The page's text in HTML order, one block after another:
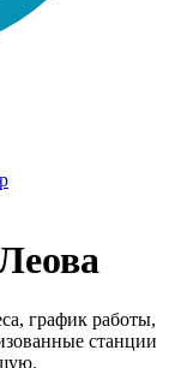
график работы,
станции